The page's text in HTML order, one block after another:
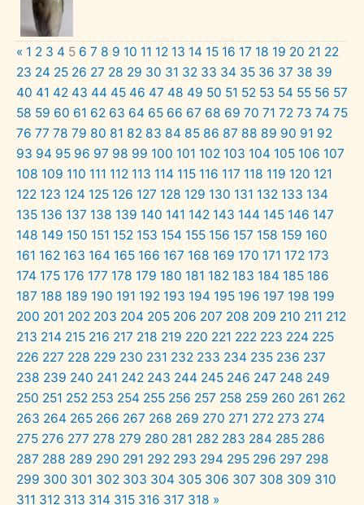
« 1 2 3 4 5 6 7 8 9 10 11 12 13 14 15 16 17 18 19 20 21 22
23 24 25 26 27 28 29 30 31 32 33 34 35 36 37 38 39
40 41 42 43 44 45 46 47 48 49 50 51 52 53 54 55 56 57
58 59 60 61 62 63 64 65 66 67 68 69 70 71 72 73 74 75
76 77 78 79 80 81 82 83 84 85 86 87 88 89 90 91 92
93 94 95 96 97 98 99 100 101 102 103 104 105 106 107
108 109 110 111 112 113 114 115 116 117 118 119 120 121
122 123 124 125 126 127 128 129 130 131 132 133 134
135 136 137 138 139 140 141 142 143 144 145 146 147
148 149 150 151 152 153 154 155 156 157 158 159 160
161 162 163 164 165 166 167 168 169 170 171 172 173
174 175 176 177 178 179 180 181 182 183 184 185 186
187 188 189 190 191 192 193 194 195 196 197 198 199
200 201 202 203 204 205 206 207 208 209 210 211 212
213 214 215 216 217 218 219 220 221 222 223 224 225
226 227 228 229 230 231 232 233 234 235 236 237
238 239 240 241 242 243 244 245 246 247 248 249
250 251 252 253 254 255 256 257 258 259 260 261 262
263 264 265 266 267 268 269 270 271 272 273 274
275 276 277 278 279 280 281 282 283 284 285 286
287 288 289 290 291 292 293 294 295 296 297 298
299 300 301 302 303 304 305 306 307 308 309 310
311 312 313 314 315 316 317 318 »